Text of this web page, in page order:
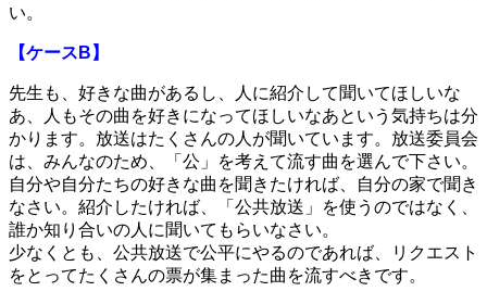
い。
【ケースB】
先生も、好きな曲があるし、人に紹介して聞いてほしいな
あ、人もその曲を好きになってほしいなあという気持ちは分
かります。放送はたくさんの人が聞いています。放送委員会
は、みんなのため、「公」を考えて流す曲を選んで下さい。
自分や自分たちの好きな曲を聞きたければ、自分の家で聞き
なさい。紹介したければ、「公共放送」を使うのではなく、
誰か知り合いの人に聞いてもらいなさい。
少なくとも、公共放送で公平にやるのであれば、リクエスト
をとってたくさんの票が集まった曲を流すべきです。